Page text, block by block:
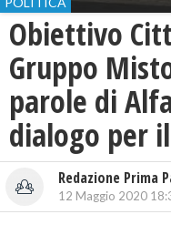
Obiettivo
Gruppo
parole di
dialogo per
Redazione Prima
12 Maggio 2020